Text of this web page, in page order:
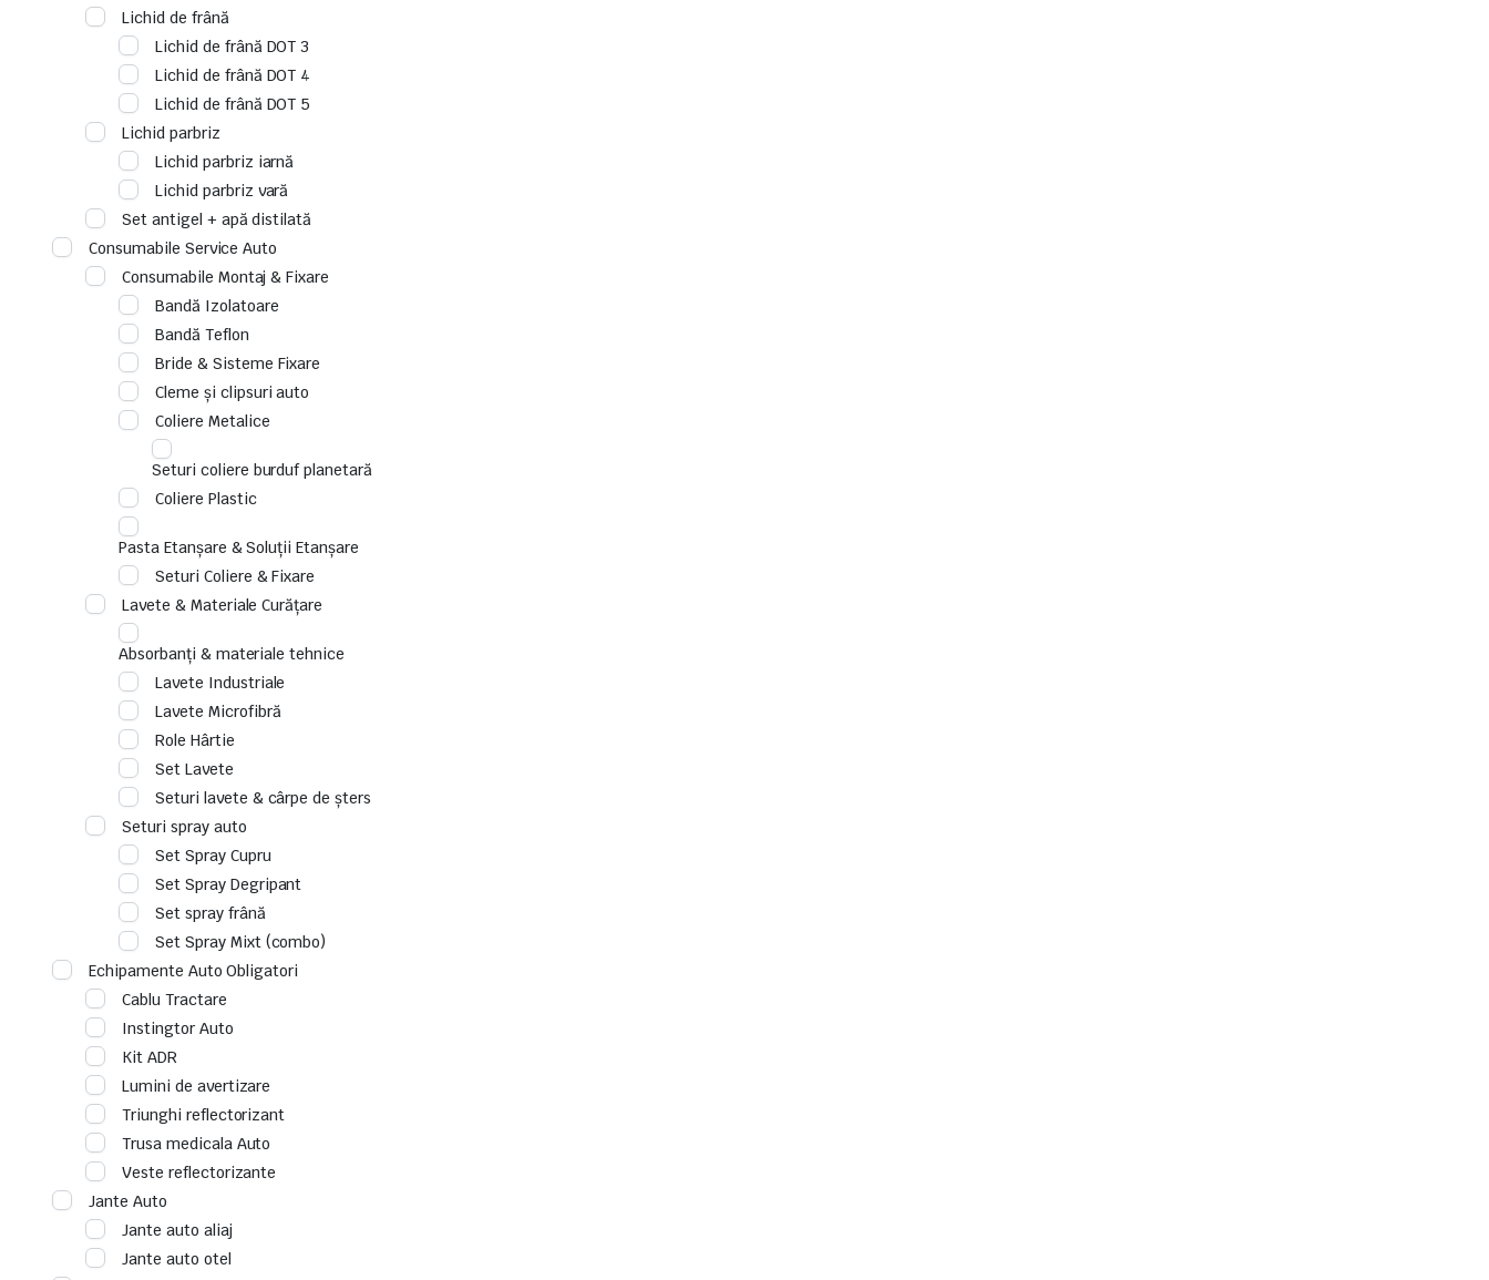
Lichid de frână
Lichid de frână DOT 3
Lichid de frână DOT 4
Lichid de frână DOT 5
Lichid parbriz
Lichid parbriz iarnă
Lichid parbriz vară
Set antigel + apă distilată
Consumabile Service Auto
Consumabile Montaj & Fixare
Bandă Izolatoare
Bandă Teflon
Bride & Sisteme Fixare
Cleme și clipsuri auto
Coliere Metalice
Seturi coliere burduf planetară
Coliere Plastic
Pasta Etanșare & Soluții Etanșare
Seturi Coliere & Fixare
Lavete & Materiale Curățare
Absorbanți & materiale tehnice
Lavete Industriale
Lavete Microfibră
Role Hârtie
Set Lavete
Seturi lavete & cârpe de șters
Seturi spray auto
Set Spray Cupru
Set Spray Degripant
Set spray frână
Set Spray Mixt (combo)
Echipamente Auto Obligatori
Cablu Tractare
Instingtor Auto
Kit ADR
Lumini de avertizare
Triunghi reflectorizant
Trusa medicala Auto
Veste reflectorizante
Jante Auto
Jante auto aliaj
Jante auto otel